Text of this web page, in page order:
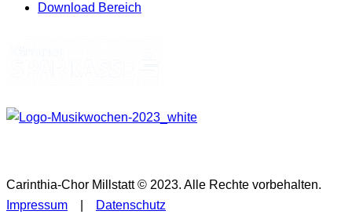
Download Bereich
Carinthia-Chor Millstatt © 2023. Alle Rechte vorbehalten.
Impressum
Datenschutz